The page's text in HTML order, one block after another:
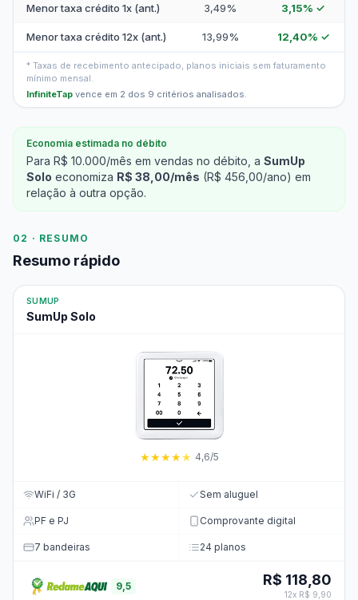
Menor taxa crédito 1x (ant.) 3,49% 3,15% ✓
Menor taxa crédito 12x (ant.) 13,99% 12,40% ✓
* Taxas de recebimento antecipado, planos iniciais sem faturamento
mínimo mensal.
InfiniteTap vence em 2 dos 9 critérios analisados.
Economia estimada no débito
Para R$ 10.000/mês em vendas no débito, a SumUp
Solo economiza R$ 38,00/mês (R$ 456,00/ano) em
relação à outra opção.
02 · RESUMO
Resumo rápido
SUMUP
SumUp Solo
★★★★★ 4,6/5
WiFi / 3G Sem aluguel
PF e PJ Comprovante digital
7 bandeiras 24 planos
9,5 R$ 118,80
12x R$ 9,90